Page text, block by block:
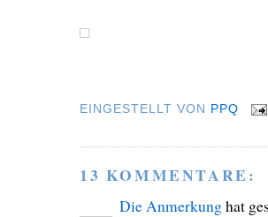
EINGESTELLT VON PPQ
13 KOMMENTARE:
Die Anmerkunghat